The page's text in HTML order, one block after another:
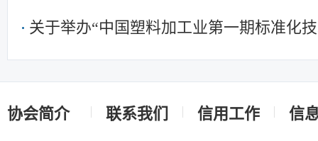
免费提供展位
关于举办“中国塑料加工业第一期标准化
协会简介 联系我们 信用工作 信